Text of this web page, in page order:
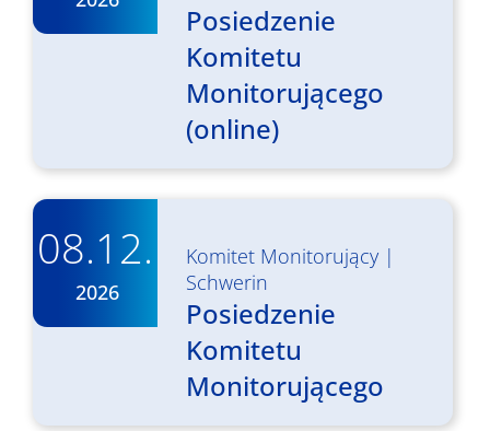
Posiedzenie
Komitetu
Monitorującego
(online)
08.12.
2026
Komitet Monitorujący|
Schwerin
Posiedzenie
Komitetu
Monitorującego